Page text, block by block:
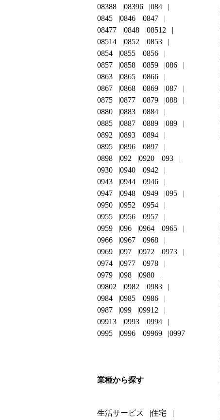
08388
08396
084
0845
0846
0847
08477
0848
08512
08514
0852
0853
0854
0855
0856
0857
0858 0859
086
0863
0865
0866
0867
0868 0869
087
0875
0877 0879
088
0880
0883
0884
0885
0887 0889
089
0892
0893
0894
0895
0896
0897
0898
092 0920
093
0930
0940
0942
0943
0944
0946
0947
0948 0949
095
0950
0952
0954
0955
0956
0957
0959
096 0964
0965
0966
0967
0968
0969
097 0972
0973
0974
0977
0978
0979
098
0980
09802
0982
0983
0984
0985
0986
0987
099
09912
09913
0993
0994
0995
0996 09969 0997
業種から探す
生活サービス 住宅